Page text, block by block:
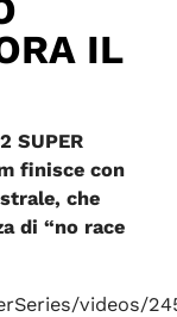
IL
SUPER
finisce con
che
di “no race
videos/